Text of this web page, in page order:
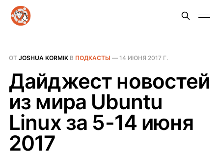
ОТ JOSHUA KORMIKВ ПОДКАСТЫ — 14 ИЮНЯ 2017 Г.
Дайджест новостей
из мира Ubuntu
Linux за 5-14 июня
2017